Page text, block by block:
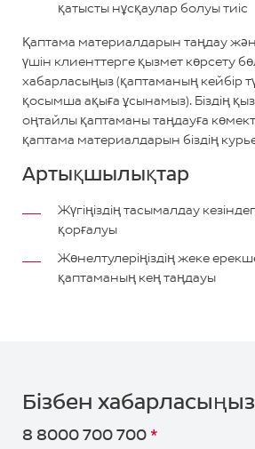
қатысты нұсқаулар болуы тиіс
Қаптама материалдарын таңдау
үшін клиенттерге қызмет көрсету
хабарласыңыз (қаптаманың кейбір
қосымша ақыға ұсынамыз). Біздің
оңтайлы қаптаманы таңдауға
қаптама материалдарын біздің
Артықшылықтар
Жүгіңіздің тасымалдау
қорғалуы
Жөнелтулеріңіздің жеке
қаптаманың кең таңдауы
Заңды тұлға
Шарт
Бізбен
8 8000 700 700 *